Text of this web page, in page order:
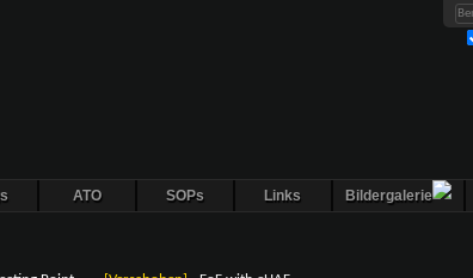
ATO SOPs Links Bildergalerie